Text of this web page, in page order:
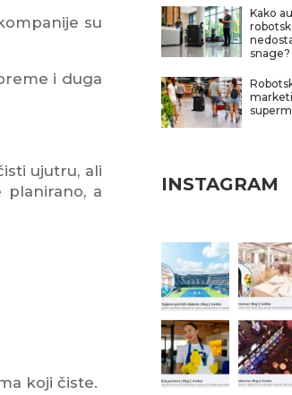
su
i duga
ujutru, ali
a
koji čiste.
Kako
snage?
INSTAGRAM